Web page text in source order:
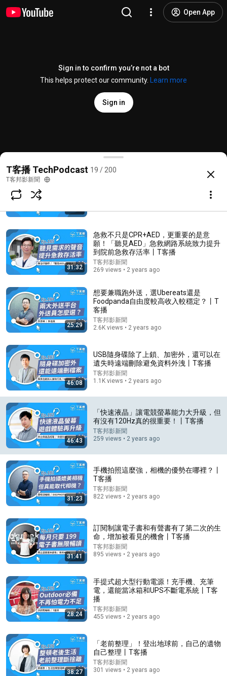
Open App
Sign in to confirm you’re not a bot
This helps protect our community.
Learn more
Sign in
「快速液晶」讓電競螢幕能力大升級，但有沒有
@techbang3c
Subscribe
Comment...
高分辨率有必要吗？4k还不如1080P？5k 4k 2k 1080P
有什么区别？
我叫葱头 • 393K views
中國最神秘的醫院：301醫院的南樓裡，權力如何獲得
另一套生命規則？【文昭思緒飛揚563】
文昭思緒飛揚 - Wen Zhao Studio
New
289K views
T客播 TechPodcast 19 / 200
T客邦影新聞
LINE Keep服務即將終止！重要資料8底前
趕快備份丨T客播
AI雲端平台算力彈性擴展，任何企業在
30秒內一鍵部署AI應用丨T客播
T客邦影新聞
488 views • 2 years ago
21:51
42:07
31:32
急救不只是CPR+AED，更重要的是意
願！「聽見AED」急救網路系統致力提升
到院前急救存活率丨T客播
T客邦影新聞
269 views • 2 years ago
25:29
想要兼職跑外送，選Ubereats還是
Foodpanda自由度較高收入較穩定？丨T
客播
T客邦影新聞
2.6K views • 2 years ago
46:08
USB隨身碟除了上鎖、加密外，還可以在
遺失時遠端刪除避免資料外洩丨T客播
T客邦影新聞
1.1K views • 2 years ago
46:43
「快速液晶」讓電競螢幕能力大升級，但
有沒有120Hz真的很重要！丨T客播
T客邦影新聞
259 views • 2 years ago
31:23
手機拍照這麼強，相機的優勢在哪裡？丨
T客播
T客邦影新聞
822 views • 2 years ago
31:41
訂閱制讓電子書和有聲書有了第二次的生
命，增加被看見的機會丨T客播
T客邦影新聞
895 views • 2 years ago
28:24
手提式超大型行動電源！充手機、充筆
電，還能當冰箱和UPS不斷電系統丨T客
播
T客邦影新聞
455 views • 2 years ago
38:27
「老前整理」！登出地球前，自己的遺物
自己整理丨T客播
T客邦影新聞
301 views • 2 years ago